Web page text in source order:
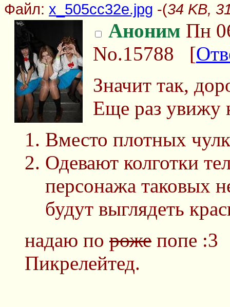
Файл: x_505cc32e.jpg -(34 KB,
Аноним Пн
No.15788 [
Значит так,
Еще раз увижу
Вместо плотных
Одевают колготки
персонажа таковых
будут выглядеть
надаю по роже попе :3
Пикрелейтед.